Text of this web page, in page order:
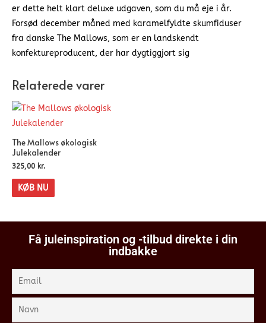
er dette helt klart deluxe udgaven, som du må eje i år.
Forsød december måned med karamelfyldte skumfiduser
fra danske The Mallows, som er en landskendt
konfektureproducent, der har dygtiggjort sig
Relaterede varer
The Mallows økologisk
Julekalender
325,00 kr.
KØB NU
Få juleinspiration og -tilbud direkte i din
indbakke